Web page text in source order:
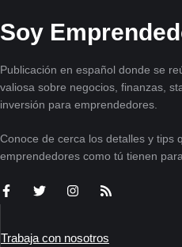
Soy
Publicación en español donde se
valiosa sobre negocios, finanzas,
inversión para emprendedores.
Conoce de cerca los detalles y tips
emprendedores como tú tienen
Trabaja con nosotros